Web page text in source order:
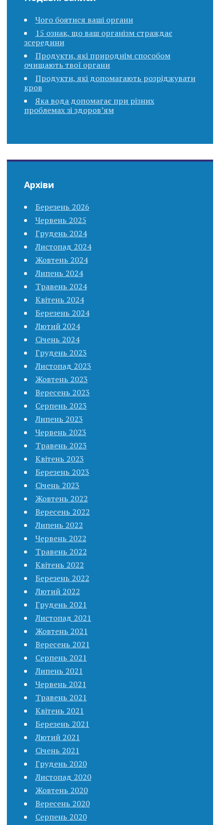
Чого боятися ваші органи
15 ознак, що ваш організм страждає
зсередини
Продукти, які природнім способом
очищають твої органи
Продукти, які допомагають розріджувати
кров
Яка вода допомагає при різних
проблемах зі здоров’ям
Архіви
Березень 2026
Червень 2025
Грудень 2024
Листопад 2024
Жовтень 2024
Липень 2024
Травень 2024
Квітень 2024
Березень 2024
Лютий 2024
Січень 2024
Грудень 2023
Листопад 2023
Жовтень 2023
Вересень 2023
Серпень 2023
Липень 2023
Червень 2023
Травень 2023
Квітень 2023
Березень 2023
Січень 2023
Жовтень 2022
Вересень 2022
Липень 2022
Червень 2022
Травень 2022
Квітень 2022
Березень 2022
Лютий 2022
Грудень 2021
Листопад 2021
Жовтень 2021
Вересень 2021
Серпень 2021
Липень 2021
Червень 2021
Травень 2021
Квітень 2021
Березень 2021
Лютий 2021
Січень 2021
Грудень 2020
Листопад 2020
Жовтень 2020
Вересень 2020
Серпень 2020